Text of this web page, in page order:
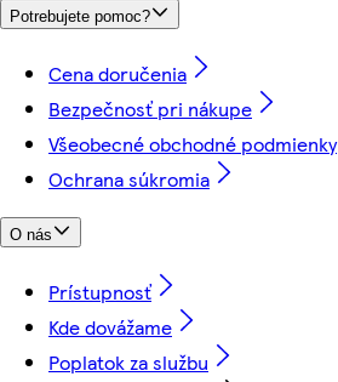
Potrebujete pomoc?
Cena doručenia
Bezpečnosť pri nákupe
Všeobecné obchodné podmienky
Ochrana súkromia
O nás
Prístupnosť
Kde dovážame
Poplatok za službu